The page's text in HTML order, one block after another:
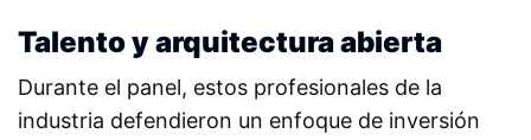
Talento y arquitectura abierta
Durante el panel, estos profesionales de la
industria defendieron un enfoque de inversión